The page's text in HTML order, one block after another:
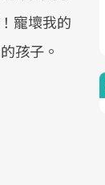
寵壞我的
孩子。